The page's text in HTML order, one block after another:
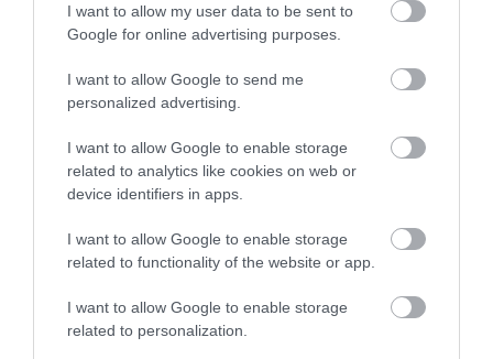
I want to allow my user data to be sent to
Google for online advertising purposes.
I want to allow Google to send me
personalized advertising.
I want to allow Google to enable storage
related to analytics like cookies on web or
device identifiers in apps.
I want to allow Google to enable storage
related to functionality of the website or app.
I want to allow Google to enable storage
related to personalization.
ROVATOK
Agrár
Pénz
Életstílus